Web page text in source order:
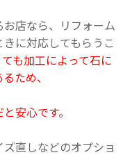
店なら、リフォーム
に対応してもらうこ
も加工によって石に
ため、
安心です。
直しなどのオプショ